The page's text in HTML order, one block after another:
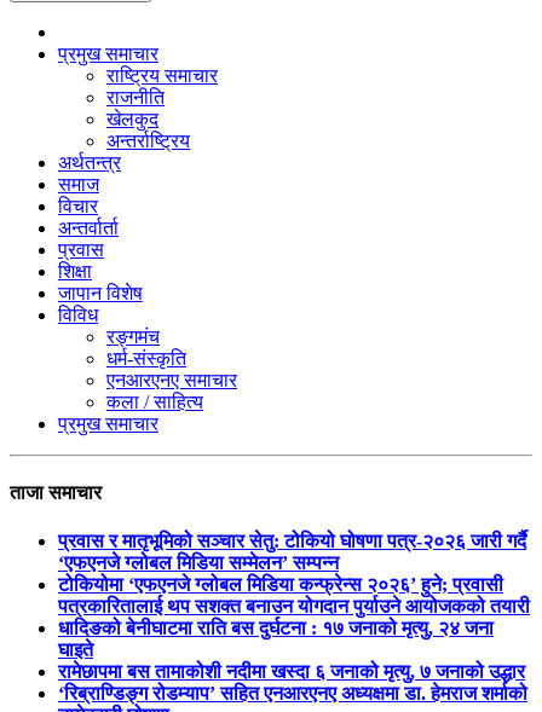
प्रमुख समाचार
राष्ट्रिय समाचार
राजनीति
खेलकुद
अन्तर्राष्ट्रिय
अर्थतन्त्र
समाज
विचार
अन्तर्वार्ता
प्रवास
शिक्षा
जापान विशेष
विविध
रङ्गमंच
धर्म-संस्कृति
एनआरएनए समाचार
कला / साहित्य
प्रमुख समाचार
ताजा समाचार
प्रवास र मातृभूमिको सञ्चार सेतु: टोकियो घोषणा पत्र-२०२६ जारी गर्दै
‘एफएनजे ग्लोबल मिडिया सम्मेलन’ सम्पन्न
टोकियोमा ‘एफएनजे ग्लोबल मिडिया कन्फ्रेन्स २०२६’ हुने; प्रवासी
पत्रकारितालाई थप सशक्त बनाउन योगदान पुर्याउने आयोजकको तयारी
धादिङको बेनीघाटमा राति बस दुर्घटना : १७ जनाको मृत्यु, २४ जना
घाइते
रामेछापमा बस तामाकोशी नदीमा खस्दा ६ जनाको मृत्यु, ७ जनाको उद्धार
‘रिब्राण्डिङ्ग रोडम्याप’ सहित एनआरएनए अध्यक्षमा डा. हेमराज शर्माको